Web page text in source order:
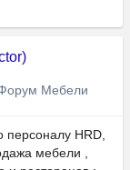
Мебели
персоналу HRD,
мебели ,